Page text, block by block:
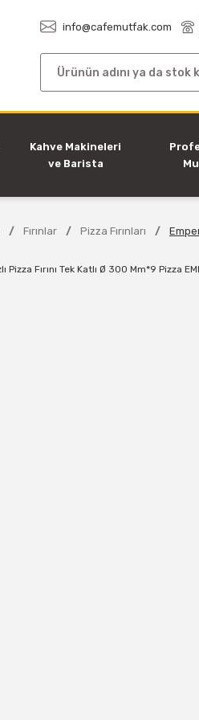
info@cafemutfak.com
Kahve Makineleri
ve Barista
Fırınlar Pizza Fırınları